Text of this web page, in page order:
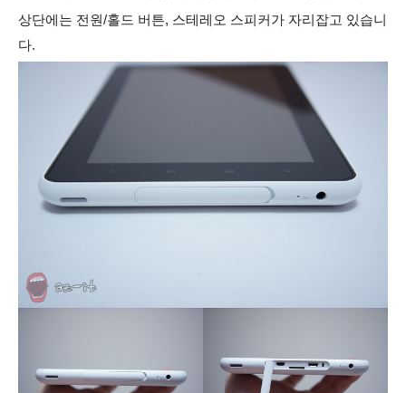
상단에는 전원/홀드 버튼, 스테레오 스피커가 자리잡고 있습니
다.